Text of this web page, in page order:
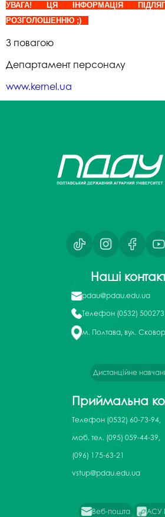
УВАГА! ЦЯ ІНФОРМАЦІЯ
РОЗГОЛОШЕННЮ ;)
З повагою
Департамент персоналу
www.kernel.ua
Наші
pdau@pdau.edu.ua
Телефон (0532) 500273
м. Полтава, вул.
Дистанційне
Приймальна
Телефон (0532) 60-73-94,
моб. тел. (095) 059-44-39,
(096) 175-63-21
vstup@pdau.edu.ua
Веб-пошта АСУ